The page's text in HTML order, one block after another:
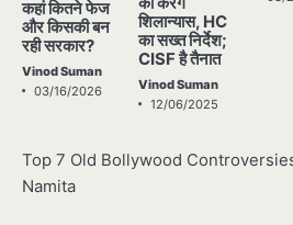
कहां कितने फेज
और किसकी बन
रही सरकार?
Vinod Suman
03/16/2026
शिलान्यास, HC
का सख्त निर्देश;
CISF है तैनात
Vinod Suman
12/06/2025
Top 7 Old Bollywood
Namita